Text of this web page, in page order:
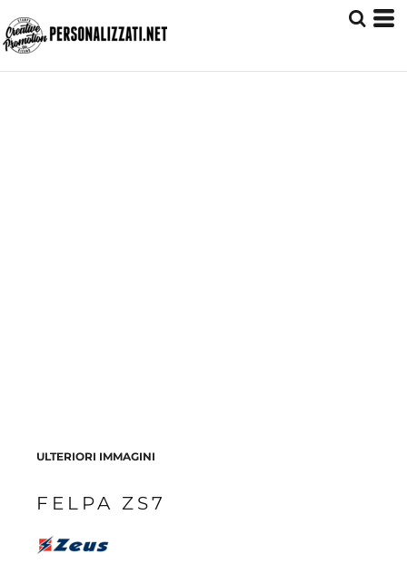
ULTERIORI IMMAGINI
FELPA ZS7